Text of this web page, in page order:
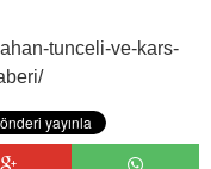
tunceli-ve-kars-